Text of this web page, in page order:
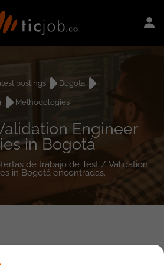
postings
Bogotá
Methodologies
Engineer
in Bogotá
de trabajo de Test / Validation
in Bogotá encontradas.